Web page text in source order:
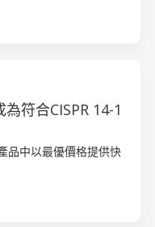
符合CISPR 14-1
品中以最優價格提供快